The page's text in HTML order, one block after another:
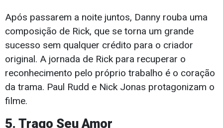
Após passarem a noite juntos, Danny rouba uma
composição de Rick, que se torna um grande
sucesso sem qualquer crédito para o criador
original. A jornada de Rick para recuperar o
reconhecimento pelo próprio trabalho é o coração
da trama. Paul Rudd e Nick Jonas protagonizam o
filme.
5. Trago Seu Amor